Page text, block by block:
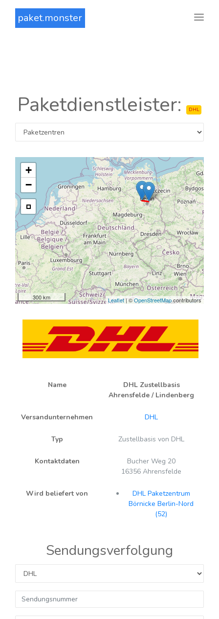
paket.monster
Paketdienstleister: DHL
+
−
300 km Leaflet | ©OpenStreetMapcontributors
Name
DHL Zustellbasis
Ahrensfelde / Lindenberg
Versandunternehmen DHL
Typ Zustellbasis von DHL
Kontaktdaten
Bucher Weg 20
16356 Ahrensfelde
Wird beliefert von
DHL Paketzentrum
Börnicke Berlin-Nord
(52)
Sendungsverfolgung